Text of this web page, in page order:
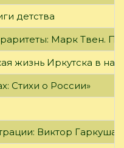
детства
раритеты: Марк Твен.
жизнь Иркутска в
Стихи о России»
Виктор Гаркуша